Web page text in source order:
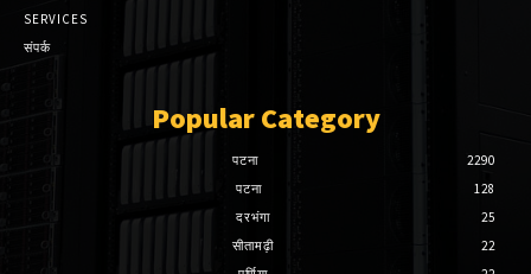
SERVICES
संपर्क
Popular Category
पटना
2290
पटना
128
दरभंगा
25
सीतामढ़ी
22